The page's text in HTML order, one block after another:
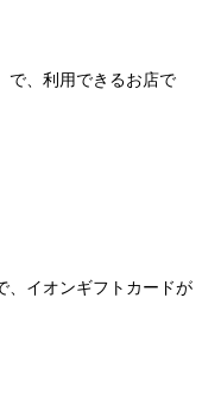
で、利用できるお店で
、イオンギフトカードが